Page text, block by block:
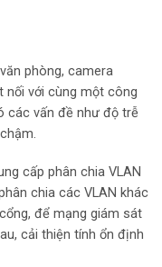
phòng, camera
nối với cùng một công
các vấn đề như độ trễ
cấp phân chia VLAN
chia các VLAN khác
để mạng giám sát
cải thiện tính ổn định